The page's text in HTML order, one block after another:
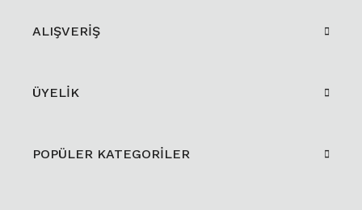
ALIŞVERİŞ
ÜYELİK
POPÜLER KATEGORİLER